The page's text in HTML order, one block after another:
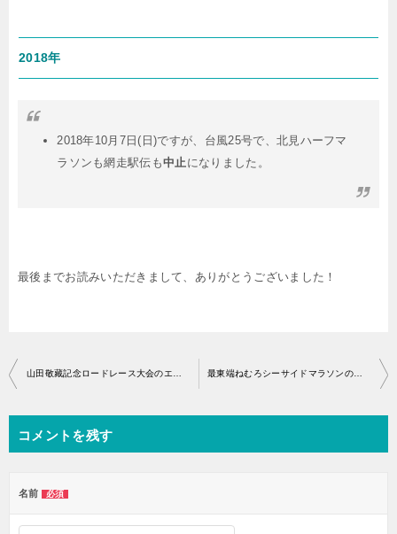
2018年
2018年10月7日(日)ですが、台風25号で、北見ハーフマ
ラソンも網走駅伝も中止になりました。
最後までお読みいただきまして、ありがとうございました！
投
稿
ナ
ビ
ョ
山田敬藏記念ロードレース大会のエントリー開始はいつから？ 最東端ねむろシーサイドマラソンのエントリー開始はいつから？
コメントを残す
名前 必須